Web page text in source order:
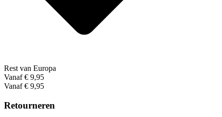
Rest van Europa
Vanaf € 9,95
Vanaf € 9,95
Retourneren